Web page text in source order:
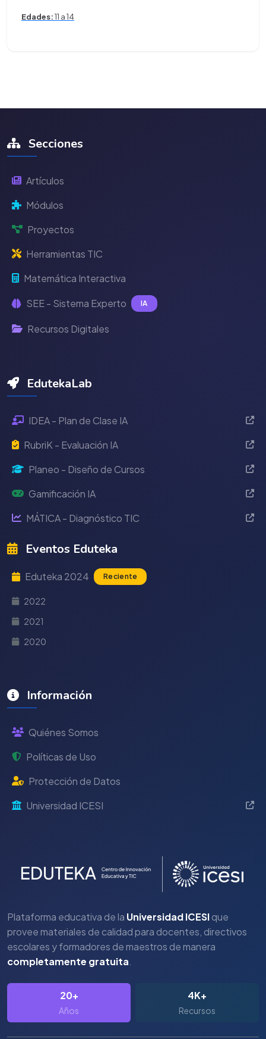
Edades:11 a 14
Secciones
Artículos
Módulos
Proyectos
Herramientas TIC
Matemática Interactiva
SEE - Sistema Experto IA
Recursos Digitales
EdutekaLab
IDEA - Plan de Clase IA
RubriK - Evaluación IA
Planeo - Diseño de Cursos
Gamificación IA
MÁTICA - Diagnóstico TIC
Eventos Eduteka
Eduteka 2024 Reciente
2022
2021
2020
Información
Quiénes Somos
Políticas de Uso
Protección de Datos
Universidad ICESI
Plataforma educativa de la Universidad ICESIque
provee materiales de calidad para docentes, directivos
escolares y formadores de maestros de manera
completamente gratuita.
20+
Años
4K+
Recursos